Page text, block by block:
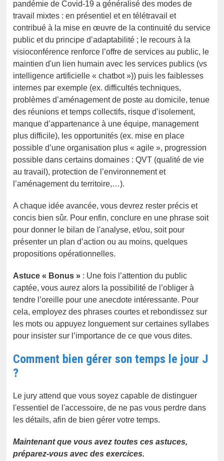
pandémie de Covid-19 a généralisé des modes de
travail mixtes : en présentiel et en télétravail et
contribué à la mise en œuvre de la continuité du service
public et du principe d’adaptabilité ; le recours à la
visioconférence renforce l’offre de services au public, le
maintien d'un lien humain avec les services publics (vs
intelligence artificielle « chatbot »)) puis les faiblesses
internes par exemple (ex. difficultés techniques,
problèmes d’aménagement de poste au domicile, tenue
des réunions et temps collectifs, risque d’isolement,
manque d’appartenance à une équipe, management
plus difficile), les opportunités (ex. mise en place
possible d’une organisation plus « agile », progression
possible dans certains domaines : QVT (qualité de vie
au travail), protection de l’environnement et
l’aménagement du territoire,…).
A chaque idée avancée, vous devrez rester précis et
concis bien sûr. Pour enfin, conclure en une phrase soit
pour donner le bilan de l'analyse, et/ou, soit pour
présenter un plan d’action ou au moins, quelques
propositions opérationnelles.
Astuce « Bonus » : Une fois l’attention du public
captée, vous aurez alors la possibilité de l’obliger à
tendre l’oreille pour une anecdote intéressante. Pour
cela, employez des phrases courtes et rebondissez sur
les mots ou appuyez longuement sur certaines syllabes
pour insister sur l’importance de ce que vous dites.
Comment bien gérer son temps le jour J
?
Le jury attend que vous soyez capable de distinguer
l'essentiel de l'accessoire, de ne pas vous perdre dans
les détails, afin de bien gérer votre temps.
Maintenant que vous avez toutes ces astuces,
préparez-vous avec des exercices.